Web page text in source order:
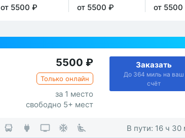
от 5500 ₽ от 5500 ₽ от 5500
5500 ₽
Только онлайн
за 1 место
свободно 5+ мест
Заказать
До 364 миль на ваш
счёт
В пути: 16 ч 30